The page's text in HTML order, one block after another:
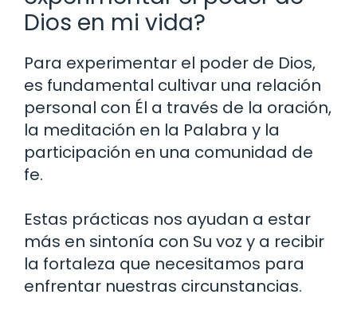
Dios en mi vida?
Para experimentar el poder de Dios,
es fundamental cultivar una relación
personal con Él a través de la oración,
la meditación en la Palabra y la
participación en una comunidad de
fe.
Estas prácticas nos ayudan a estar
más en sintonía con Su voz y a recibir
la fortaleza que necesitamos para
enfrentar nuestras circunstancias.